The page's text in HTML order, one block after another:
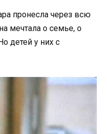
пронесла через всю
мечтала о семье, о
детей у них с